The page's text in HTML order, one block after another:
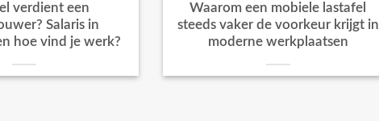
verdient een
Salaris in
hoe vind je werk?
Waarom een mobiele lastafel
steeds vaker de voorkeur krijgt in
moderne werkplaatsen